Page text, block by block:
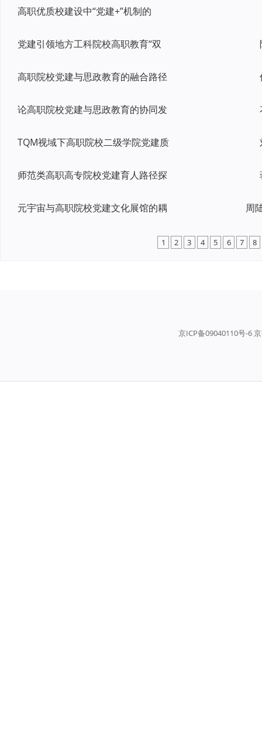
高职优质校建设中“党建+”机制的
党建引领地方工科院校高职教育“双
高职院校党建与思政教育的融合路径
论高职院校党建与思政教育的协同发
TQM视域下高职院校二级学院党建质
师范类高职高专院校党建育人路径探
元宇宙与高职院校党建文化展馆的耦
1 2 3 4 5 6 7 8
京ICP备09040110号-6